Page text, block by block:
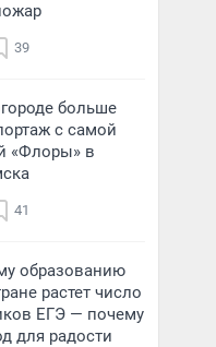
39
больше
с самой
«Флоры» в
41
образованию
растет число
ЕГЭ — почему
для радости